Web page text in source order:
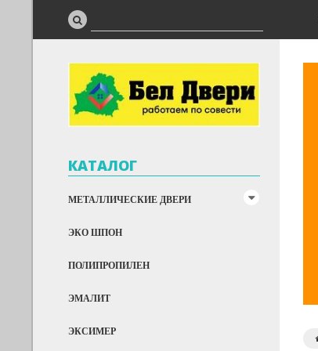
КАТАЛОГ
МЕТАЛЛИЧЕСКИЕ ДВЕРИ
ЭКО ШПОН
ПОЛИПРОПИЛЕН
ЭМАЛИТ
ЭКСИМЕР